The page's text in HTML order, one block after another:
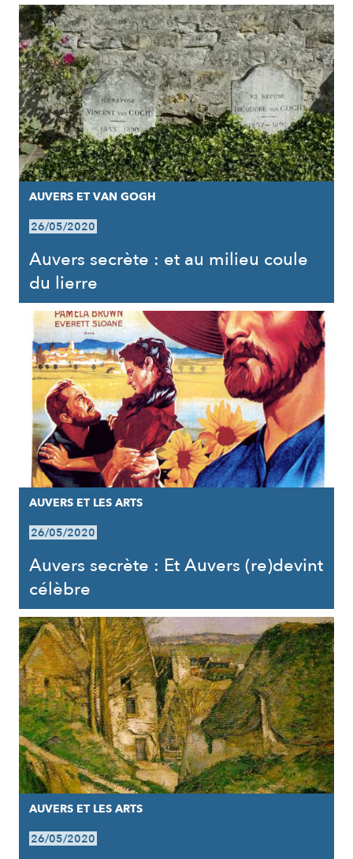
AUVERS ET VAN GOGH
26/05/2020
Auvers secrète : et au milieu coule
du lierre
AUVERS ET LES ARTS
26/05/2020
Auvers secrète : Et Auvers (re)devint
célèbre
AUVERS ET LES ARTS
26/05/2020